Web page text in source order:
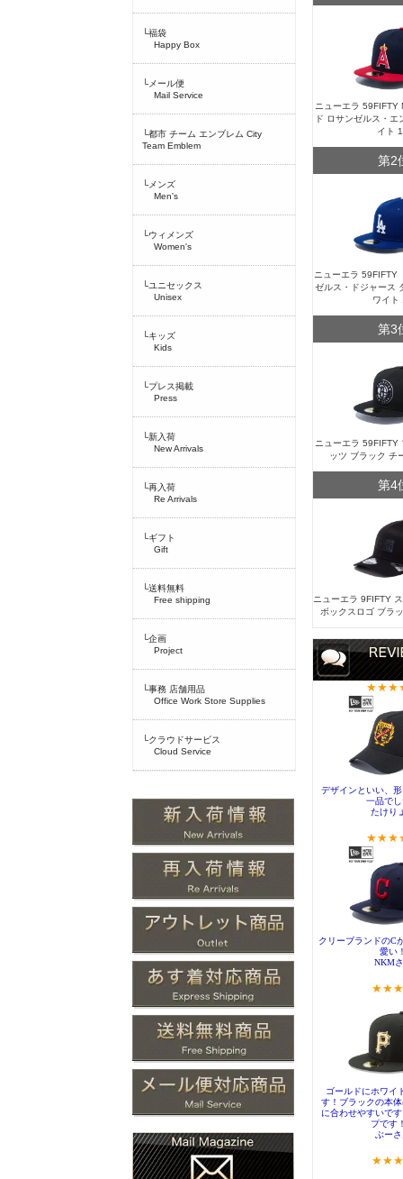
└福袋
Happy Box
└メール便
Mail Service
└都市 チーム エンブレム City
Team Emblem
└メンズ
Men's
└ウィメンズ
Women's
└ユニセックス
Unisex
└キッズ
Kids
└プレス掲載
Press
└新入荷
New Arrivals
└再入荷
Re Arrivals
└ギフト
Gift
└送料無料
Free shipping
└企画
Project
└事務 店舗用品
Office Work Store Supplies
└クラウドサービス
Cloud Service
ニューエラ 59FIFTY
ド ロサンゼルス・エ
イト
第2
ニューエラ 59FIFTY
ゼルス・ドジャース
ワイト
第3
ニューエラ 59FIFTY
ッツ ブラック チ
第4
ニューエラ 9FIFTY
ボックスロゴ ブラ